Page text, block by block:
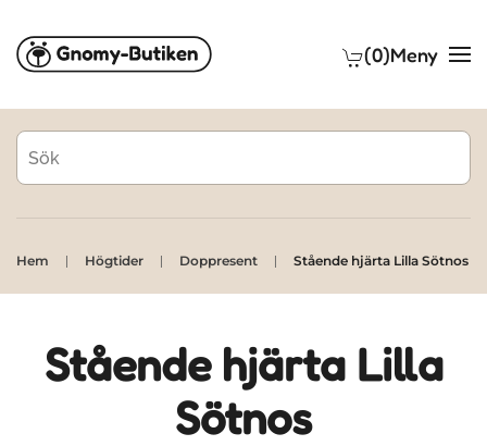
Skip to main content (0)Meny
Hem Högtider Doppresent Stående hjärta Lilla Sötnos
Stående hjärta Lilla
Sötnos